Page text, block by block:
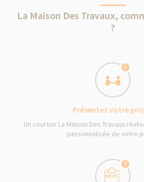
La Maison Des Travaux,
?
1
Présentez votre
Un courtier La Maison Des Travaux
personnalisée de votre
2